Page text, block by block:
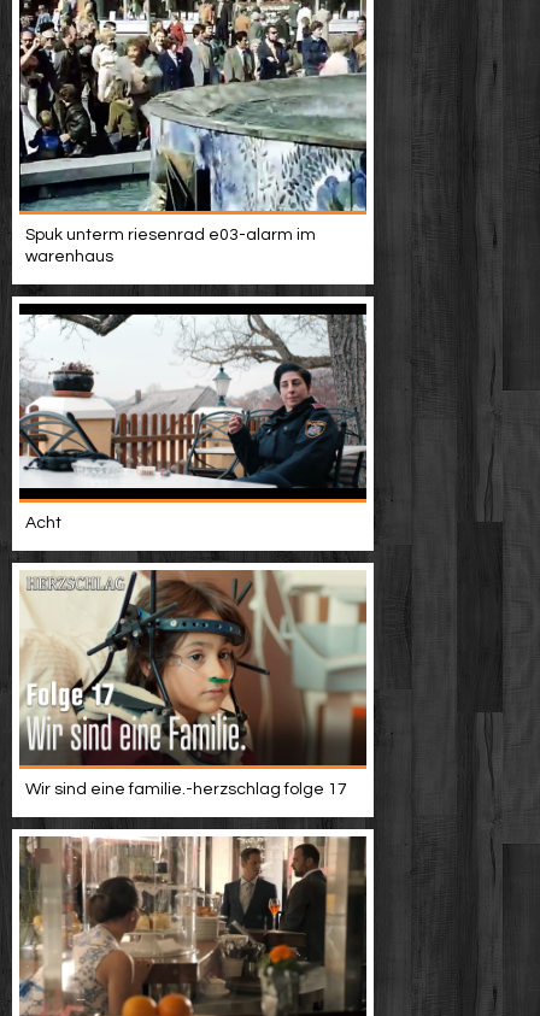
Spuk unterm riesenrad e03-alarm im
warenhaus
Acht
Wir sind eine familie.-herzschlag folge 17